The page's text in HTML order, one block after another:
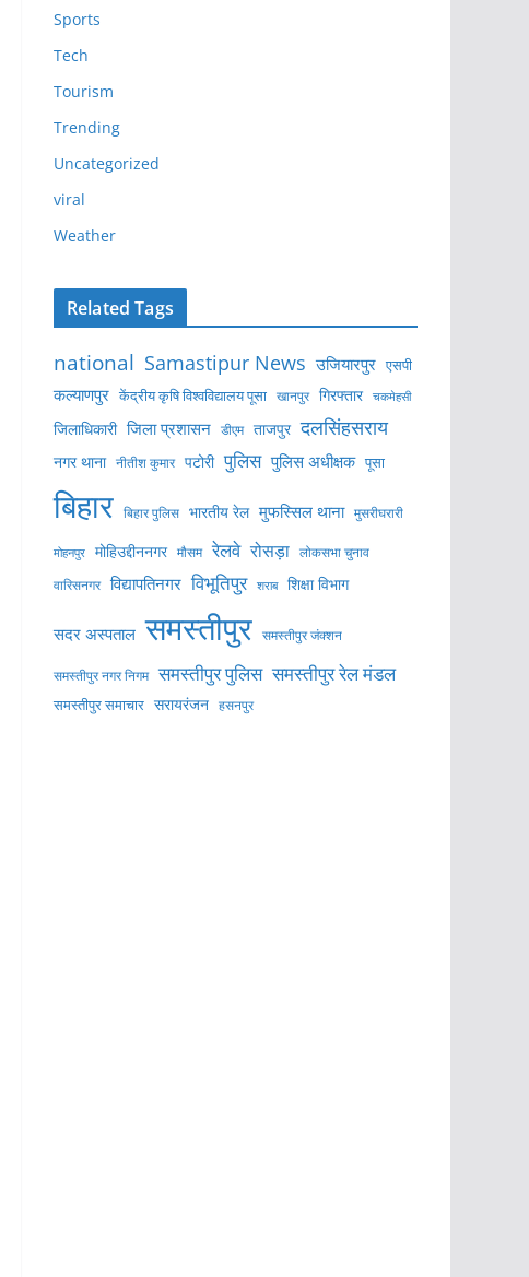
Sports
Tech
Tourism
Trending
Uncategorized
viral
Weather
Related Tags
national Samastipur News उजियारपुर एसपी
कल्याणपुर केंद्रीय कृषि विश्वविद्यालय पूसा खानपुर गिरफ्तार चकमेहसी
जिलाधिकारी जिला प्रशासन डीएम ताजपुर दलसिंहसराय
नगर थाना नीतीश कुमार पटोरी पुलिस पुलिस अधीक्षक पूसा
बिहार बिहार पुलिस भारतीय रेल मुफस्सिल थाना मुसरीघरारी
मोहनपुर मोहिउद्दीननगर मौसम रेलवे रोसड़ा लोकसभा चुनाव
वारिसनगर विद्यापतिनगर विभूतिपुर शराब शिक्षा विभाग
सदर अस्पताल समस्तीपुर समस्तीपुर जंक्शन
समस्तीपुर नगर निगम समस्तीपुर पुलिस समस्तीपुर रेल मंडल
समस्तीपुर समाचार सरायरंजन हसनपुर